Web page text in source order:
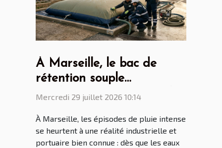
À Marseille, le bac de
rétention souple
révolutionne la gestion des
Mercredi 29 juillet 2026 10:14
À Marseille, les épisodes de pluie intense
se heurtent à une réalité industrielle et
portuaire bien connue : dès que les eaux